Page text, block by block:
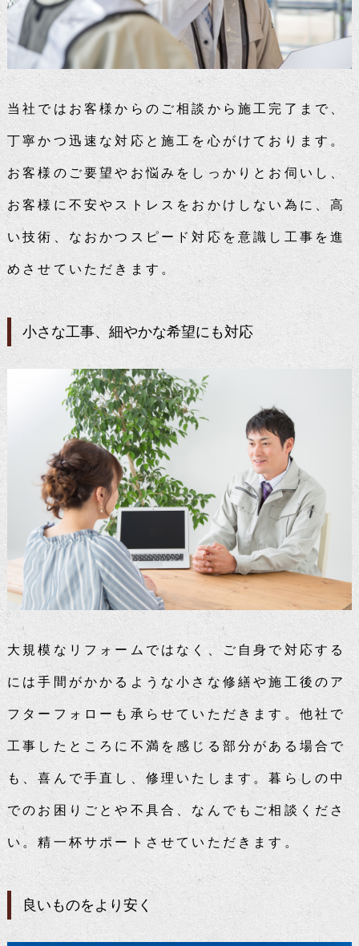
当社ではお客様からのご相談から施工完了まで、
丁寧かつ迅速な対応と施工を心がけております。
お客様のご要望やお悩みをしっかりとお伺いし、
お客様に不安やストレスをおかけしない為に、高
い技術、なおかつスピード対応を意識し工事を進
めさせていただきます。
小さな工事、細やかな希望にも対応
大規模なリフォームではなく、ご自身で対応する
には手間がかかるような小さな修繕や施工後のア
フターフォローも承らせていただきます。他社で
工事したところに不満を感じる部分がある場合で
も、喜んで手直し、修理いたします。暮らしの中
でのお困りごとや不具合、なんでもご相談くださ
い。精一杯サポートさせていただきます。
良いものをより安く